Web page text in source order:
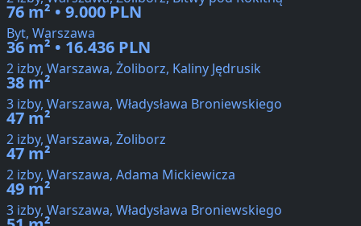
76 m² • 9.000 PLN
Byt, Warszawa
36 m² • 16.436 PLN
2 izby, Warszawa, Żoliborz, Kaliny Jędrusik
38 m²
3 izby, Warszawa, Władysława Broniewskiego
47 m²
2 izby, Warszawa, Żoliborz
47 m²
2 izby, Warszawa, Adama Mickiewicza
49 m²
3 izby, Warszawa, Władysława Broniewskiego